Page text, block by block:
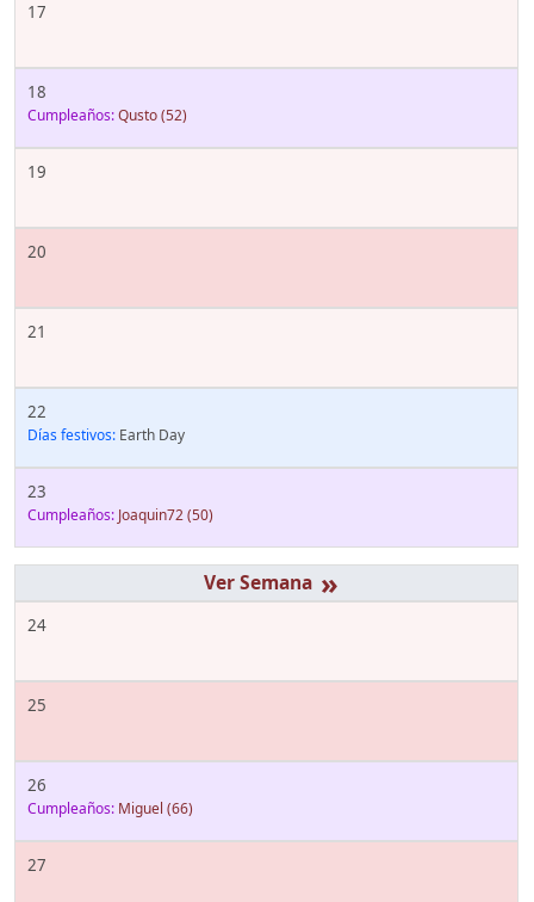
17
18
Cumpleaños:Qusto(52)
19
20
21
22
Días festivos: Earth Day
23
Cumpleaños: Joaquin72(50)
»
24
25
26
Cumpleaños: Miguel (66)
27